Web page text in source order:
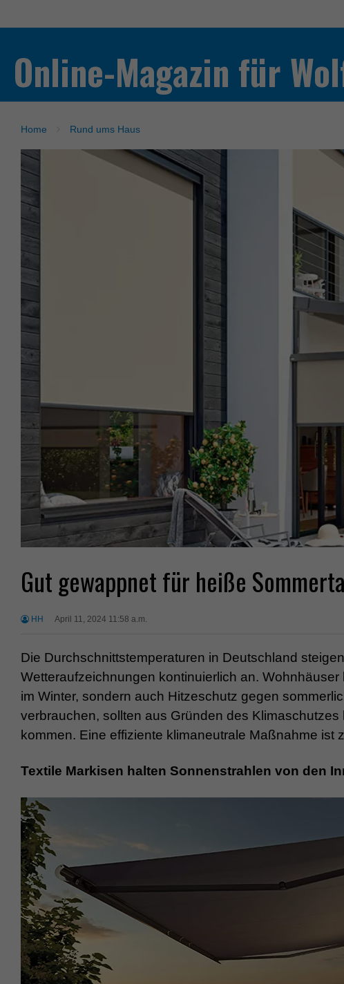
Online-Magazin für
Home Rund ums Haus
Gut gewappnet für heiße
HH April 11, 2024 11:58 a.m.
Die Durchschnittstemperaturen in Deutschland
Wetteraufzeichnungen kontinuierlich an.
im Winter, sondern auch Hitzeschutz gegen
verbrauchen, sollten aus Gründen des
kommen. Eine effiziente klimaneutrale Maßnahme
Textile Markisen halten Sonnenstrahlen von den